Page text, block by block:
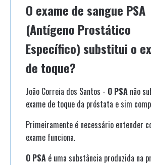
O exame de sangue PSA
(Antígeno Prostático
Específico) substitui o
de toque?
João Correia dos Santos - O PSA não
exame de toque da próstata e sim
Primeiramente é necessário entender
exame funciona.
O PSA é uma substância produzida na